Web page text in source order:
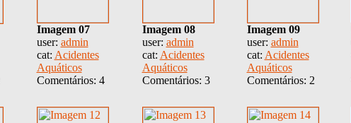
Imagem 07
user: admin
cat: Acidentes
Aquáticos
Comentários: 4
Imagem 08
user: admin
cat: Acidentes
Aquáticos
Comentários: 3
Imagem 09
user: admin
cat: Acidentes
Aquáticos
Comentários: 2